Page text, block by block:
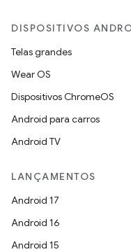
DISPOSITIVOS
Telas grandes
Wear OS
Dispositivos ChromeOS
Android para carros
Android TV
LANÇAMENTOS
Android 17
Android 16
Android 15